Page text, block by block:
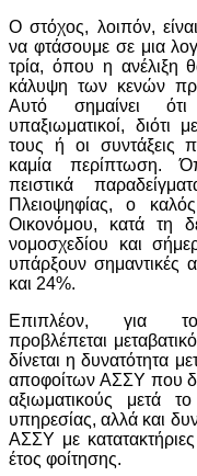
Ο στόχος, λοιπόν,
να φτάσουμε σε μια
τρία, όπου η ανέλιξη
κάλυψη των κενών
Αυτό σημαίνει ότι
υπαξιωματικοί, διότι
τους ή οι συντάξεις
καμία περίπτωση.
πειστικά
Πλειοψηφίας, ο
Οικονόμου, κατά τη
νομοσχεδίου και
υπάρξουν σημαντικές
και 24%.
Επιπλέον, για
προβλέπεται
δίνεται η δυνατότητα
αποφοίτων ΑΣΣΥ που
αξιωματικούς μετά
υπηρεσίας, αλλά και
ΑΣΣΥ με
έτος φοίτησης.